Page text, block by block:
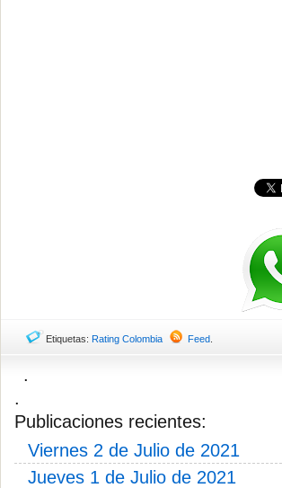
Etiquetas: Rating Colombia Feed
.
.
Publicaciones recientes:
Viernes 2 de Julio de 2021
Jueves 1 de Julio de 2021